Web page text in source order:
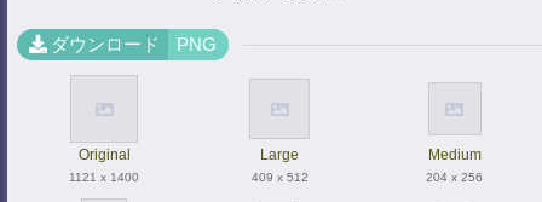
ダウンロード PNG
Original
1121 x 1400
Large
409 x 512
Medium
204 x 256